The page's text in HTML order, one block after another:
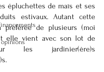
épluchettes de maïs et ses
estivaux. Autant cette
préférée de plusieurs (moi
elle vient avec son lot de
les jardinier(ère)s